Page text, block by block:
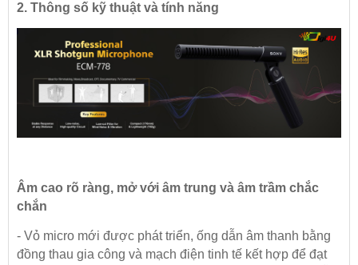
2. Thông số kỹ thuật và tính năng
Âm cao rõ ràng, mở với âm trung và âm trầm chắc
chắn
- Vỏ micro mới được phát triển, ống dẫn âm thanh bằng
đồng thau gia công và mạch điện tinh tế kết hợp để đạt